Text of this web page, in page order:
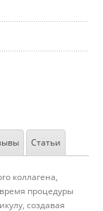
Статьи
коллагена,
процедуры
создавая